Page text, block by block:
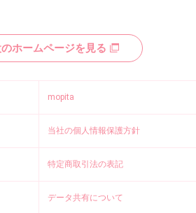
ホームページを見る
mopita
当社の個人情報保護方針
特定商取引法の表記
データ共有について